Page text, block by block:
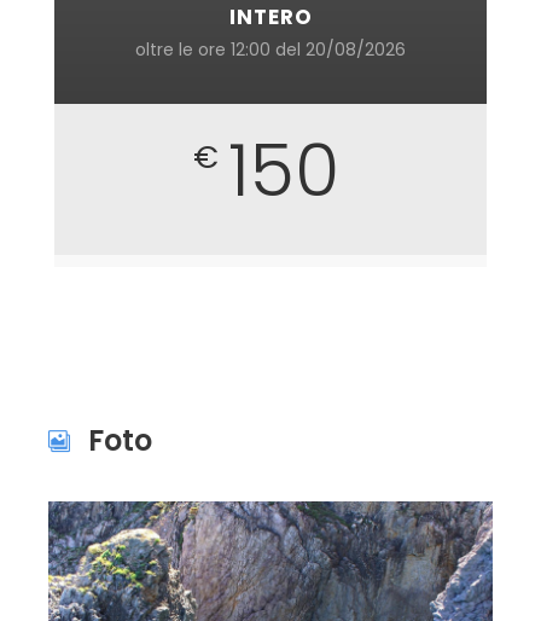
INTERO
oltre le ore 12:00 del 20/08/2026
€ 150
Foto